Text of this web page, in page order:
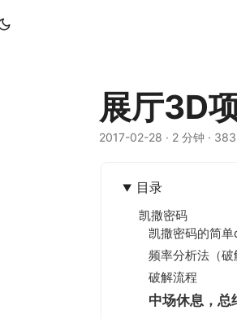
展厅3D
2017-02-28 · 2 分钟 ·
目录
凯撒密码
凯撒密码的简
频率分析法（破
破解流程
中场休息，总